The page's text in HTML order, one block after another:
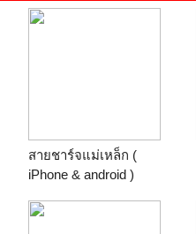
สายชาร์จแม่เหล็ก (
iPhone & android )